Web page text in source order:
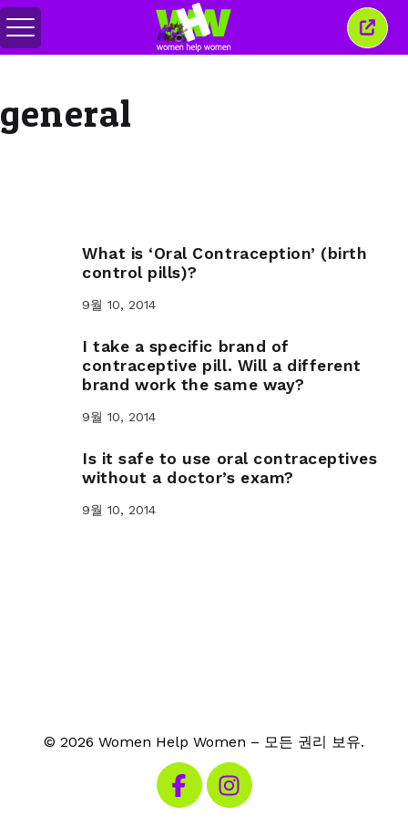
메
뉴
이
창
general
What is ‘Oral Contraception’ (birth
control pills)?
9월 10, 2014
I take a specific brand of
contraceptive pill. Will a different
brand work the same way?
9월 10, 2014
Is it safe to use oral contraceptives
without a doctor’s exam?
9월 10, 2014
© 2026 Women Help Women – 모든 권리 보유.
페이스북 방문하기
인스타그램 방문하기